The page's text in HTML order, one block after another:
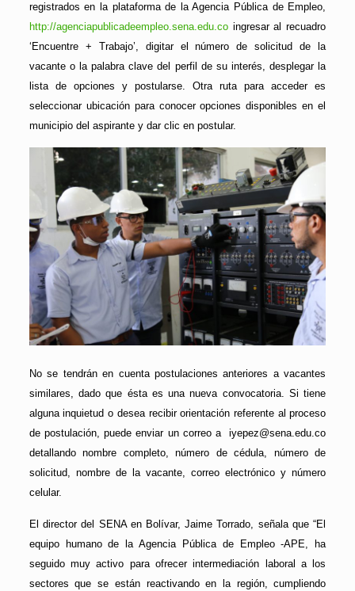
registrados en la plataforma de la Agencia Pública de Empleo,
http://agenciapublicadeempleo.sena.edu.coingresar al recuadro
‘Encuentre + Trabajo’, digitar el número de solicitud de la
vacante o la palabra clave del perfil de su interés, desplegar la
lista de opciones y postularse. Otra ruta para acceder es
seleccionar ubicación para conocer opciones disponibles en el
municipio del aspirante y dar clic en postular.
No se tendrán en cuenta postulaciones anteriores a vacantes
similares, dado que ésta es una nueva convocatoria. Si tiene
alguna inquietud o desea recibir orientación referente al proceso
de postulación, puede enviar un correo a iyepez@sena.edu.co
detallando nombre completo, número de cédula, número de
solicitud, nombre de la vacante, correo electrónico y número
celular.
El director del SENA en Bolívar, Jaime Torrado, señala que “El
equipo humano de la Agencia Pública de Empleo -APE, ha
seguido muy activo para ofrecer intermediación laboral a los
sectores que se están reactivando en la región, cumpliendo